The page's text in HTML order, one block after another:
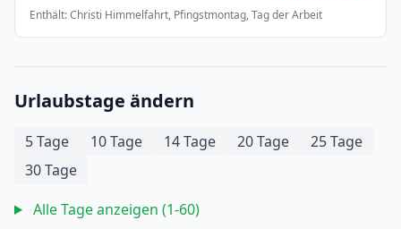
Enthält: Christi Himmelfahrt, Pfingstmontag, Tag der Arbeit
Urlaubstage ändern
5 Tage 10 Tage 14 Tage 20 Tage
25 Tage
30 Tage
Alle Tage anzeigen (1-60)